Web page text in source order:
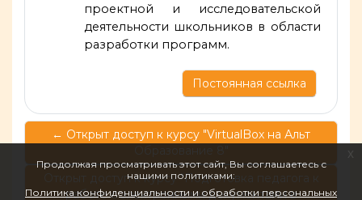
Продолжая просматривать этот сайт, Вы соглашаетесь с
нашими политиками:
Политика конфиденциальности и обработки персональных
x
проектной и исследовательской
деятельности школьников в области
разработки программ.
Постоянная ссылка
← Открыт доступ к курсу "VirtualBox на Альт
Открыт доступ к курсу "Подготовка педагога к
работе с электронными документами в